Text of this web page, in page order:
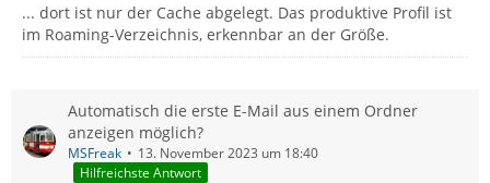
... dort ist nur der Cache abgelegt. Das produktive Profil ist
im Roaming-Verzeichnis, erkennbar an der Größe.
Automatisch die erste E-Mail aus einem Ordner
anzeigen möglich?
MSFreak
13. November 2023 um 18:40
Hilfreichste Antwort